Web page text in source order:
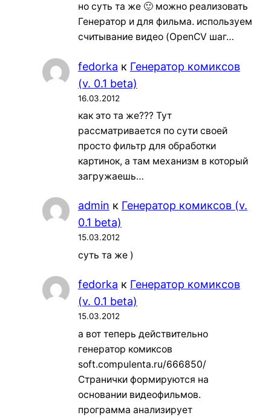
но суть та же 🙂 можно реализовать
Генератор и для фильма. используем
считывание видео (OpenCV шаг…
fedorka к Генератор комиксов
(v. 0.1 beta)
16.03.2012
как это та же??? Тут
рассматривается по сути своей
просто фильтр для обработки
картинок, а там механизм в который
загружаешь…
admin к Генератор комиксов (v.
0.1 beta)
15.03.2012
суть та же )
fedorka к Генератор комиксов
(v. 0.1 beta)
15.03.2012
а вот теперь действительно
генератор комиксов
soft.compulenta.ru/666850/
Странички формируются на
основании видеофильмов.
программа анализирует